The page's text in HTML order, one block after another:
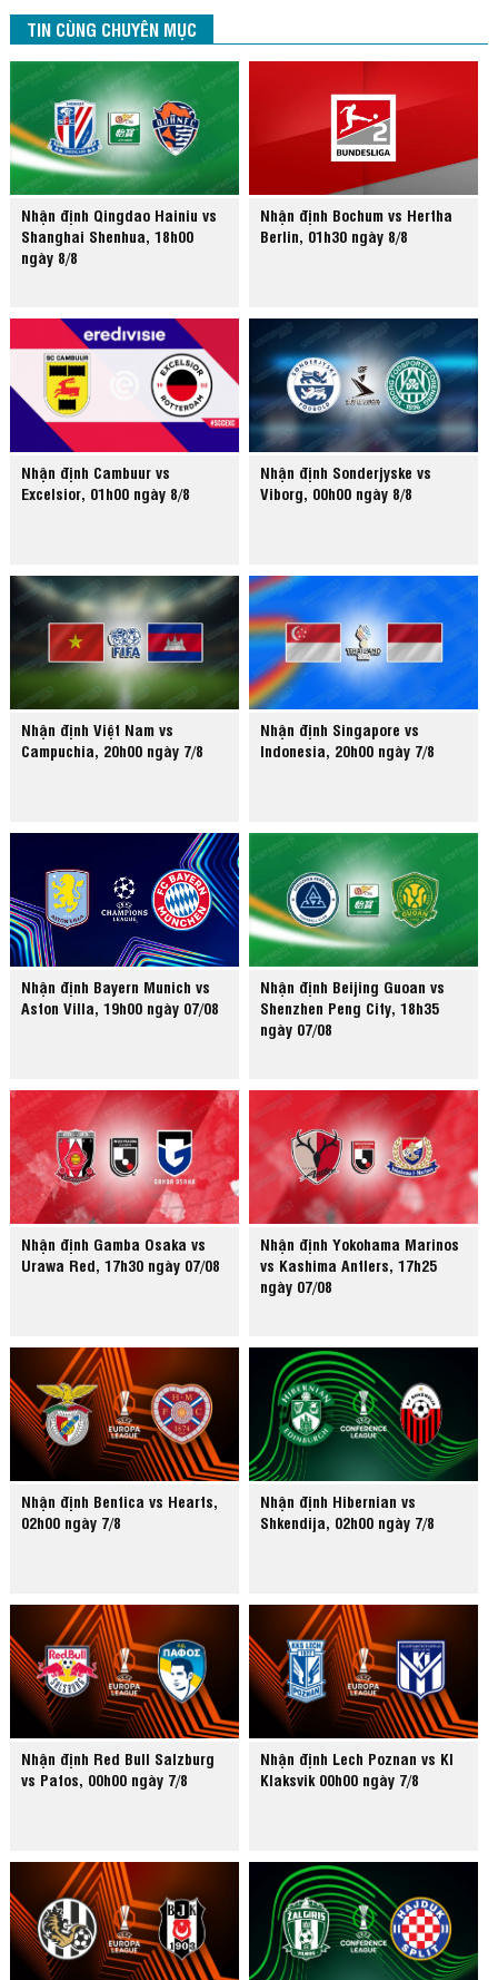
TIN CÙNG CHUYÊN MỤC
Nhận định Qingdao Hainiu vs
Shanghai Shenhua, 18h00
ngày 8/8
Nhận định Bochum vs Hertha
Berlin, 01h30 ngày 8/8
Nhận định Cambuur vs
Excelsior, 01h00 ngày 8/8
Nhận định Sonderjyske vs
Viborg, 00h00 ngày 8/8
Nhận định Việt Nam vs
Campuchia, 20h00 ngày 7/8
Nhận định Singapore vs
Indonesia, 20h00 ngày 7/8
Nhận định Bayern Munich vs
Aston Villa, 19h00 ngày 07/08
Nhận định Beijing Guoan vs
Shenzhen Peng City, 18h35
ngày 07/08
Nhận định Gamba Osaka vs
Urawa Red, 17h30 ngày 07/08
Nhận định Yokohama Marinos
vs Kashima Antlers, 17h25
ngày 07/08
Nhận định Benfica vs Hearts,
02h00 ngày 7/8
Nhận định Hibernian vs
Shkendija, 02h00 ngày 7/8
Nhận định Red Bull Salzburg
vs Pafos, 00h00 ngày 7/8
Nhận định Lech Poznan vs KI
Klaksvik 00h00 ngày 7/8